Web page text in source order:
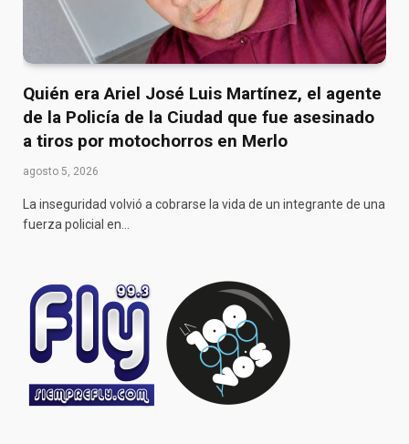
Quién era Ariel José Luis Martínez, el agente
de la Policía de la Ciudad que fue asesinado
a tiros por motochorros en Merlo
agosto 5, 2026
La inseguridad volvió a cobrarse la vida de un integrante de una
fuerza policial en…